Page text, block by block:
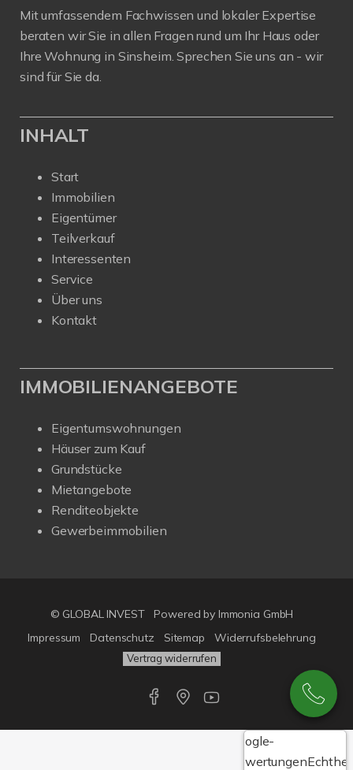
Mit umfassendem Fachwissen und lokaler Expertise
beraten wir Sie in allen Fragen rund um Ihr Haus oder
Ihre Wohnung in Sinsheim. Sprechen Sie uns an - wir
sind für Sie da.
INHALT
Start
Immobilien
Eigentümer
Teilverkauf
Interessenten
Service
Über uns
Kontakt
IMMOBILIENANGEBOTE
Eigentumswohnungen
Häuser zum Kauf
Grundstücke
Mietangebote
Renditeobjekte
Gewerbeimmobilien
© GLOBAL INVEST Powered by Immonia GmbH
Impressum
Datenschutz Sitemap Widerrufsbelehrung
Vertrag widerrufen
Google-
Bewertungen